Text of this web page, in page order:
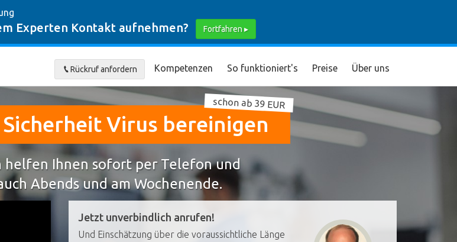
Experten Kontakt aufnehmen? Fortfahren ▸
Rückruf anfordern Kompetenzen So funktioniert's Preise Über uns
Virus bereinigen
schon ab 39 EUR
helfen Ihnen sofort per Telefon und
Abends und am Wochenende.
Jetzt unverbindlich anrufen!
Und Einschätzung über die voraussichtliche Länge